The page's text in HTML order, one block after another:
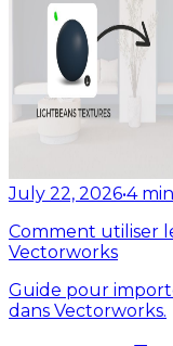
July 22, 2026•4
Comment utiliser
Vectorworks
Guide pour
dans Vectorworks.